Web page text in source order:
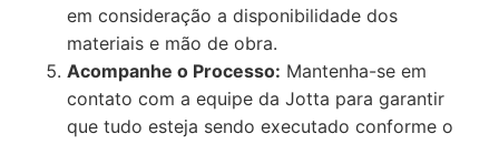
em consideração a disponibilidade dos
materiais e mão de obra.
Acompanhe o Processo: Mantenha-se em
contato com a equipe da Jotta para garantir
que tudo esteja sendo executado conforme o